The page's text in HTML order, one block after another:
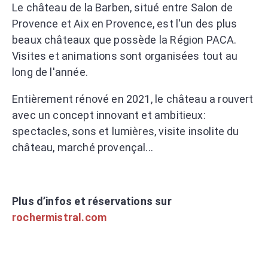
Le château de la Barben, situé entre Salon de
Provence et Aix en Provence, est l'un des plus
beaux châteaux que possède la Région PACA.
Visites et animations sont organisées tout au
long de l'année.
Entièrement rénové en 2021, le château a rouvert
avec un concept innovant et ambitieux:
spectacles, sons et lumières, visite insolite du
château, marché provençal...
Plus d’infos et réservations sur
rochermistral.com